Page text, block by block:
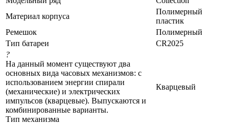
Материал корпуса
Полимерный
пластик
Ремешок
Полимерный
Тип батареи
CR2025
?
На данный момент существуют два
основных вида часовых механизмов: с
использованием энергии спирали
(механические) и электрических
импульсов (кварцевые). Выпускаются и
комбинированные варианты.
Тип механизма
Кварцевый